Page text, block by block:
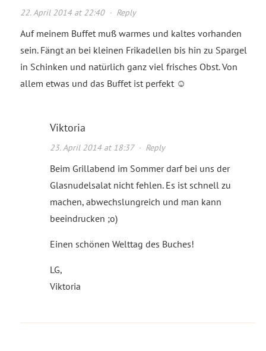
22. April 2014 at 22:40· Reply
Auf meinem Buffet muß warmes und kaltes vorhanden
sein. Fängt an bei kleinen Frikadellen bis hin zu Spargel
in Schinken und natürlich ganz viel frisches Obst. Von
allem etwas und das Buffet ist perfekt ☺
Viktoria
23. April 2014 at 18:37· Reply
Beim Grillabend im Sommer darf bei uns der
Glasnudelsalat nicht fehlen. Es ist schnell zu
machen, abwechslungreich und man kann
beeindrucken ;o)
Einen schönen Welttag des Buches!
LG,
Viktoria